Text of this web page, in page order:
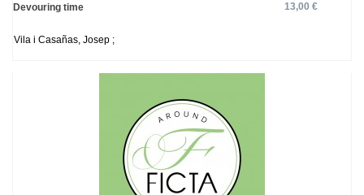
Devouring time 13,00 €
Vila i Casañas, Josep ;